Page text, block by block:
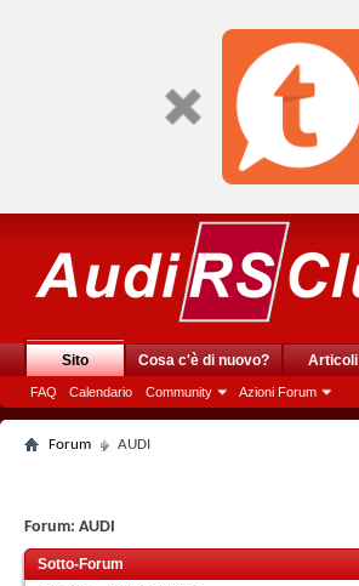
Sito
FAQ Calendario Community Azioni Forum
Cosa c'è di nuovo? Articoli
Forum AUDI
Forum: AUDI
Sotto-Forum